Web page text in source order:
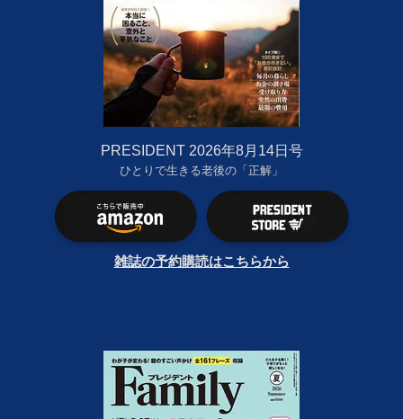
PRESIDENT 2026年8月14日号
ひとりで生きる老後の「正解」
雑誌の予約購読はこちらから